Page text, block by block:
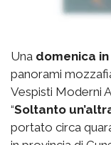
Una domenica
panorami
Vespisti Moderni
“Soltanto
portato circa